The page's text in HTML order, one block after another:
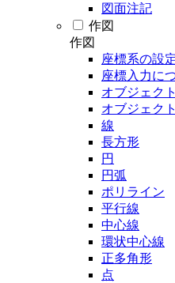
図面注記
作図
作図
座標系の設
座標入力に
オブジェク
オブジェク
線
長方形
円
円弧
ポリライン
平行線
中心線
環状中心線
正多角形
点